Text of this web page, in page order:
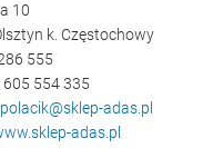
10
k. Częstochowy
555
605 554 335
adas.pl
adas.pl